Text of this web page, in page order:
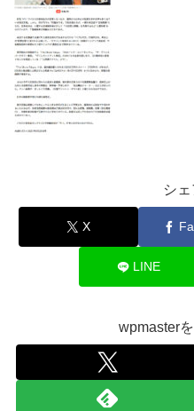
シ
X
LINE
wpmaster